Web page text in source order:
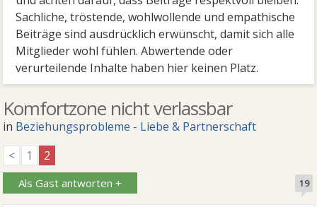
Sachliche, tröstende, wohlwollende und empathische
Beiträge sind ausdrücklich erwünscht, damit sich alle
Mitglieder wohl fühlen. Abwertende oder
verurteilende Inhalte haben hier keinen Platz.
Komfortzone nicht verlassbar
in Beziehungsprobleme - Liebe & Partnerschaft
<
1 2
Als Gast antworten + 19